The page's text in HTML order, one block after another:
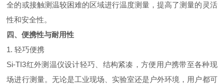
全的或接触测温较困难的区域进行温度测量，提高了测量的灵活
性和安全性。
四、便携性与耐用性
1. 轻巧便携
Si-TI3红外测温仪设计轻巧、结构紧凑，方便用户携带至各种现
场进行测量。无论是工业现场、实验室还是户外环境，用户都可